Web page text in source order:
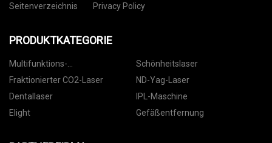
Seitenverzeichnis
Privacy Policy
PRODUKTKATEGORIE
Multifunktions-
Schönheitsmaschine
Schönheitslaser
Fraktionierter CO2-Laser
ND-Yag-Laser
Dentallaser
IPL-Maschine
Elight
Gefäßentfernung